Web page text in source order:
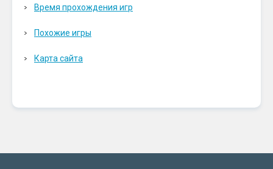
Время прохождения игр
Похожие игры
Карта сайта